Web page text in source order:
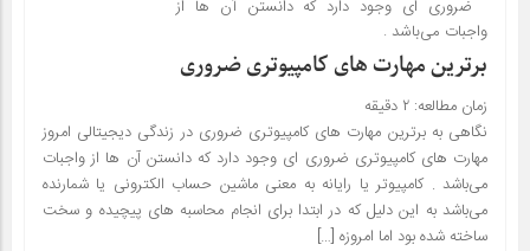
ضروری ای وجود دارد که دانستن آن ها از
واجبات می‌باشد .
برترین مهارت های کامپیوتری ضروری
زمان مطالعه: ۲ دقیقه
نگاهی به برترین مهارت های کامپیوتری ضروری در زندگی دیجیتالی امروز
مهارت های کامپیوتری ضروری ای وجود دارد که دانستن آن ها از واجبات
می‌باشد . کامپیوتر یا رایانه به معنی ماشین حساب الکترونی یا شمارنده
می‌باشد به این دلیل که در ابتدا برای انجام محاسبه های پیچیده و سخت
ساخته شده بود ‌اما امروزه […]